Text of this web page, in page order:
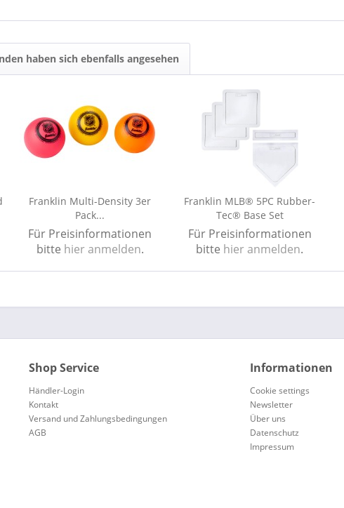
haben sich ebenfalls angesehen
Franklin Multi-Density 3er
Pack...
Für Preisinformationen
bitte hier anmelden.
Franklin MLB® 5PC Rubber-
Tec® Base Set
Für Preisinformationen
bitte hier anmelden.
Shop Service
Händler-Login
Kontakt
Versand und Zahlungsbedingungen
AGB
Informationen
Cookie settings
Newsletter
Über uns
Datenschutz
Impressum